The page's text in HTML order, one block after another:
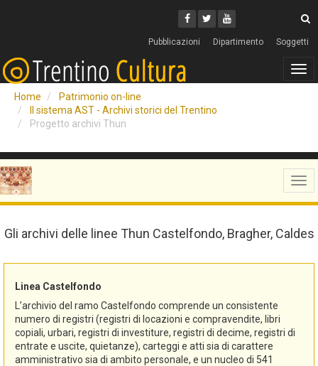
Facebook
Twitter
Youtube
Pubblicazioni Dipartimento Soggetti
Home
Patrimonio on-line
Il sistema AST - Archivi storici del Trentino
Progetto archivi Thun
Gli archivi delle linee Thun Castelfondo, Bragher, Caldes
Linea Castelfondo
L’archivio del ramo Castelfondo comprende un consistente
numero di registri (registri di locazioni e compravendite, libri
copiali, urbari, registri di investiture, registri di decime, registri di
entrate e uscite, quietanze), carteggi e atti sia di carattere
amministrativo sia di ambito personale, e un nucleo di 541